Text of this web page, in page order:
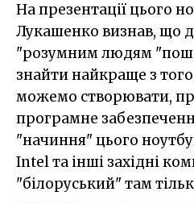
На презентації цього
Лукашенко визнав, що
"розумним людям
знайти найкраще з
можемо створювати,
програмне
"начиння" цього
Intel та інші західні
"білоруський" там